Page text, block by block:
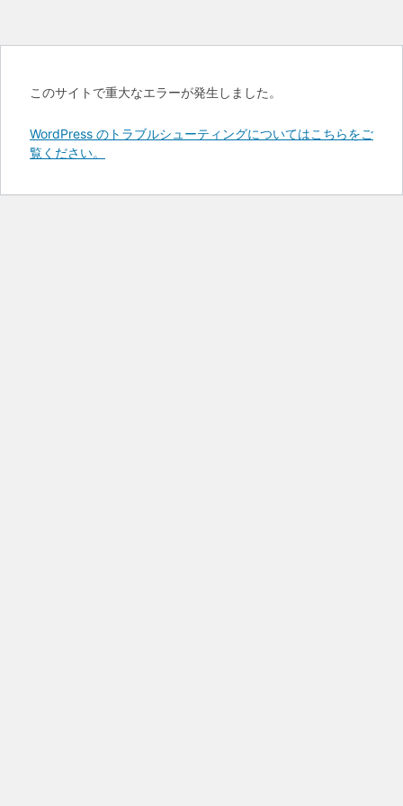
このサイトで重大なエラーが発生しました。
WordPress のトラブルシューティングについてはこちらをご
覧ください。